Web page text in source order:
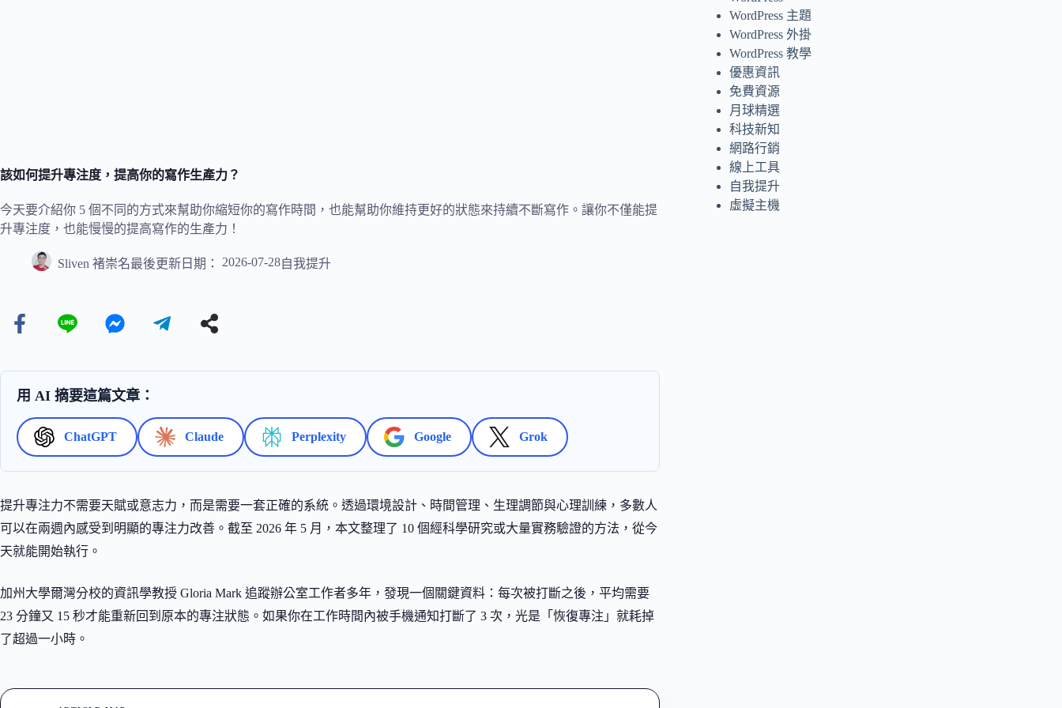
該如何提升專注度，提高你的寫作生產力？
今天要介紹你 5 個不同的方式來幫助你縮短你的寫作時間，也能幫助你維持更好的狀態來持續不斷寫作。讓你不僅能提
升專注度，也能慢慢的提高寫作的生產力！
Sliven 褚崇名最後更新日期： 2026-07-28自我提升
用 AI 摘要這篇文章：
ChatGPT Claude Perplexity Google Grok
提升專注力不需要天賦或意志力，而是需要一套正確的系統。透過環境設計、時間管理、生理調節與心理訓練，多數人
可以在兩週內感受到明顯的專注力改善。截至 2026 年 5 月，本文整理了 10 個經科學研究或大量實務驗證的方法，從今
天就能開始執行。
加州大學爾灣分校的資訊學教授 Gloria Mark 追蹤辦公室工作者多年，發現一個關鍵資料：每次被打斷之後，平均需要
23 分鐘又 15 秒才能重新回到原本的專注狀態。如果你在工作時間內被手機通知打斷了 3 次，光是「恢復專注」就耗掉
了超過一小時。
WordPress 主題
WordPress 外掛
WordPress 教學
優惠資訊
免費資源
月球精選
科技新知
網路行銷
線上工具
自我提升
虛擬主機